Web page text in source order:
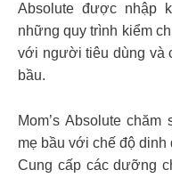
Absolute được nhập
những quy trình kiểm
với người tiêu dùng và
bầu.
Mom’s Absolute
mẹ bầu với chế độ
Cung cấp các dưỡng